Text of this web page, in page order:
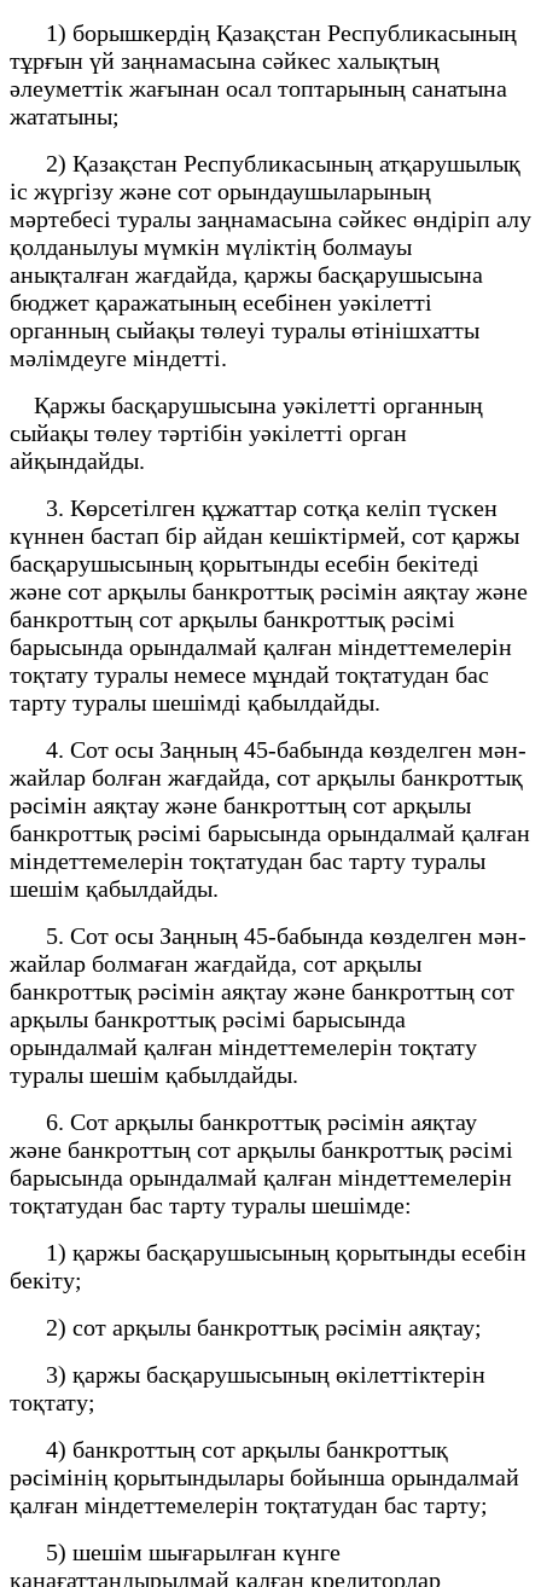
1) борышкердің Қазақстан Республикасының
тұрғын үй заңнамасына сәйкес халықтың
әлеуметтік жағынан осал топтарының санатына
жататыны;
2) Қазақстан Республикасының атқарушылық
іс жүргізу және сот орындаушыларының
мәртебесі туралы заңнамасына сәйкес өндіріп алу
қолданылуы мүмкін мүліктің болмауы
анықталған жағдайда, қаржы басқарушысына
бюджет қаражатының есебінен уәкілетті
органның сыйақы төлеуі туралы өтінішхатты
мәлімдеуге міндетті.
Қаржы басқарушысына уәкілетті органның
сыйақы төлеу тәртібін уәкілетті орган
айқындайды.
3. Көрсетілген құжаттар сотқа келіп түскен
күннен бастап бір айдан кешіктірмей, сот қаржы
басқарушысының қорытынды есебін бекітеді
және сот арқылы банкроттық рәсімін аяқтау және
банкроттың сот арқылы банкроттық рәсімі
барысында орындалмай қалған міндеттемелерін
тоқтату туралы немесе мұндай тоқтатудан бас
тарту туралы шешімді қабылдайды.
4. Сот осы Заңның 45-бабында көзделген мән-
жайлар болған жағдайда, сот арқылы банкроттық
рәсімін аяқтау және банкроттың сот арқылы
банкроттық рәсімі барысында орындалмай қалған
міндеттемелерін тоқтатудан бас тарту туралы
шешім қабылдайды.
5. Сот осы Заңның 45-бабында көзделген мән-
жайлар болмаған жағдайда, сот арқылы
банкроттық рәсімін аяқтау және банкроттың сот
арқылы банкроттық рәсімі барысында
орындалмай қалған міндеттемелерін тоқтату
туралы шешім қабылдайды.
6. Сот арқылы банкроттық рәсімін аяқтау
және банкроттың сот арқылы банкроттық рәсімі
барысында орындалмай қалған міндеттемелерін
тоқтатудан бас тарту туралы шешімде:
1) қаржы басқарушысының қорытынды есебін
бекіту;
2) сот арқылы банкроттық рәсімін аяқтау;
3) қаржы басқарушысының өкілеттіктерін
тоқтату;
4) банкроттың сот арқылы банкроттық
рәсімінің қорытындылары бойынша орындалмай
қалған міндеттемелерін тоқтатудан бас тарту;
5) шешім шығарылған күнге
қанағаттандырылмай қалған кредиторлар